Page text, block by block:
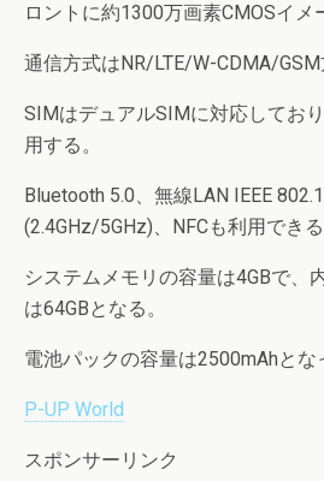
ロントに約1300万画素CMOSイメ
通信方式はNR/LTE/W-CDMA/GSM
SIMはデュアルSIMに対応してお
用する。
Bluetooth 5.0、無線LAN IEEE
(2.4GHz/5GHz)、NFCも利用できる
システムメモリの容量は4GBで、
は64GBとなる。
電池パックの容量は2500mAhとな
P-UP World
スポンサーリンク